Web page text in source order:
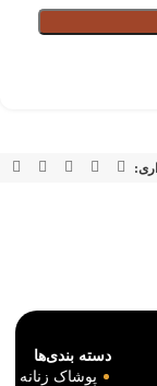
دسته بندی‌ها
پوشاک زنانه